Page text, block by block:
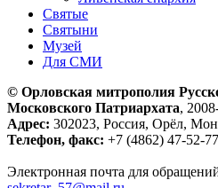
Святые
Святыни
Музей
Для СМИ
© Орловская митрополия
Московского Патриархата,
Адрес: 302023, Россия, Орёл,
Телефон, факс: +7 (4862) 47-52-
Электронная почта для